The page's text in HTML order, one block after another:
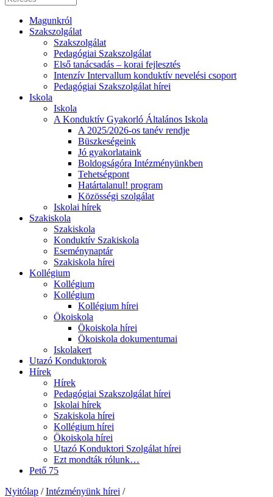
Magunkról
Szakszolgálat
Szakszolgálat
Pedagógiai Szakszolgálat
Első tanácsadás – korai fejlesztés
Intenzív Intervallum konduktív nevelési csoport
Pedagógiai Szakszolgálat hírei
Iskola
Iskola
A Konduktív Gyakorló Általános Iskola
A 2025/2026-os tanév rendje
Büszkeségeink
Jó gyakorlataink
Boldogságóra Intézményünkben
Tehetségpont
Határtalanul! program
Közösségi szolgálat
Iskolai hírek
Szakiskola
Szakiskola
Konduktív Szakiskola
Eseménynaptár
Szakiskola hírei
Kollégium
Kollégium
Kollégium
Kollégium hírei
Ökoiskola
Ökoiskola hírei
Ökoiskola dokumentumai
Iskolakert
Utazó Konduktorok
Hírek
Hírek
Pedagógiai Szakszolgálat hírei
Iskolai hírek
Szakiskola hírei
Kollégium hírei
Ökoiskola hírei
Utazó Konduktori Szolgálat hírei
Ezt mondták rólunk…
Pető 75
Nyitólap / Intézményünk hírei /